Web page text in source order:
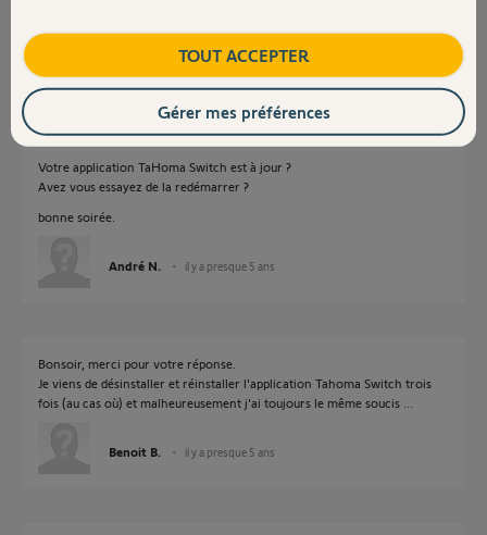
Réponses
Bonsoir,
Votre application TaHoma Switch est à jour ?
Avez vous essayez de la redémarrer ?
bonne soirée.
André N. il y a presque 5 ans
Bonsoir, merci pour votre réponse.
Je viens de désinstaller et réinstaller l'application Tahoma Switch trois
fois (au cas où) et malheureusement j'ai toujours le même soucis ...
Benoit B. il y a presque 5 ans
TOUT ACCEPTER
Gérer mes préférences